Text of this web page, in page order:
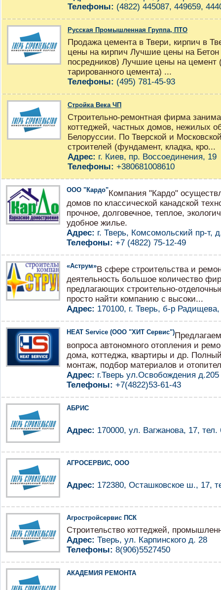
Телефоны: (4822) 445087, 449659,
Русская Промышленная Группа, ПТО
Продажа цемента в Твери, кирпич в
цены на кирпич Лучшие цены на Бетон
посредников) Лучшие цены на цемент
тарированного цемента) ...
Телефоны: (495) 781-45-93
Стройка Века ЧП
Строительно-ремонтная фирма
коттеджей, частных домов, нежилых
Белоруссии. По Тверской и
строителей (фундамент, кладка, кро...
Адрес: г. Киев, пр. Воссоединения, 19
Телефоны: +380681008610
ООО "Кардо"Компания "Кардо"
домов по классической канадской
прочное, долговечное, теплое,
удобное жилье.
Адрес: г. Тверь, Комсомольский пр-т,
Телефоны: +7 (4822) 75-12-49
«Аструм»В сфере строительства и
деятельность большое количество
предлагающих строительно-
просто найти компанию с высоки...
Адрес: 170100, г. Тверь, б-р
HEAT Service (ООО "ХИТ Сервис")
вопроса автономного отопления и
дома, коттеджа, квартиры и др.
монтаж, подбор материалов и
Адрес: г.Тверь ул.Освобождения д.205
Телефоны: +7(4822)53-61-43
АБРИС
Адрес: 170000, ул. Вагжанова, 17, тел.
АГРОСЕРВИС, ООО
Адрес: 172380, Осташковское ш., 17,
Агростройсервис ПСК
Строительство коттеджей,
Адрес: Тверь, ул. Карпинского д. 28
Телефоны: 8(906)5527450
АКАДЕМИЯ РЕМОНТА